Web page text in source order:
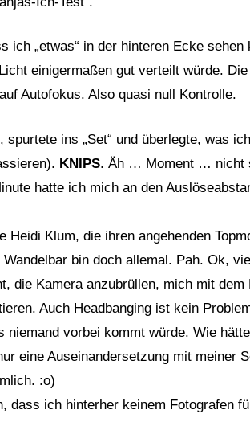
ich „etwas“ in der hinteren Ecke sehen
einigermaßen gut verteilt würde.
Autofokus. Also quasi null Kontrolle.
ins „Set“ und überlegte, was
KNIPS. Äh … Moment … nicht
hatte ich mich an den
Heidi Klum, die ihren angehenden
bin doch allemal. Pah. Ok,
die Kamera anzubrüllen, mich mit dem
Auch Headbanging ist kein
vorbei kommt würde. Wie
eine Auseinandersetzung mit meiner
:o)
dass ich hinterher keinem Fotografen